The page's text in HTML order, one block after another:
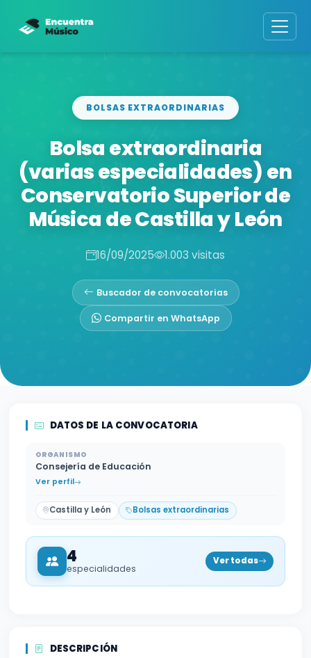
BOLSAS EXTRAORDINARIAS
Bolsa extraordinaria
(varias especialidades) en
Conservatorio Superior de
Música de Castilla y León
16/09/2025 1.003 visitas
Buscador de convocatorias
Compartir en WhatsApp
DATOS DE LA CONVOCATORIA
ORGANISMO
Consejería de Educación
Ver perfil
Castilla y León Bolsas extraordinarias
4
especialidades
Ver todas
DESCRIPCIÓN